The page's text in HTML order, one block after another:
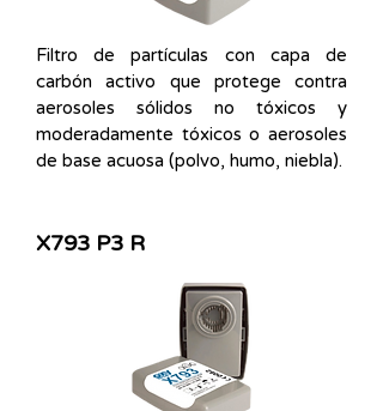
Filtro de partículas con capa de
carbón activo que protege contra
aerosoles sólidos no tóxicos y
moderadamente tóxicos o aerosoles
de base acuosa (polvo, humo, niebla).
X793 P3 R